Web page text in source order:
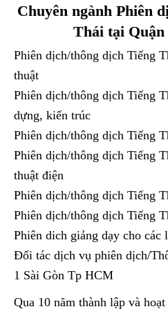
Chuyên ngành Phiên
Thái tại Quận
Phiên dịch/thông dịch Tiếng
thuật
Phiên dịch/thông dịch Tiếng
dựng, kiến trúc
Phiên dịch/thông dịch Tiếng
Phiên dịch/thông dịch Tiếng
thuật điện
Phiên dịch/thông dịch Tiếng
Phiên dịch/thông dịch Tiếng
Phiên dich giảng dạy cho các
Đối tác dịch vụ phiên dịch/
1 Sài Gòn Tp HCM
Qua 10 năm thành lập và